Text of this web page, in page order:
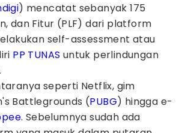
) mencatat sebanyak 175
dan Fitur (PLF) dari platform
self-assessment atau
PP TUNAS untuk perlindungan
seperti Netflix, gim
Battlegrounds (PUBG) hingga e-
. Sebelumnya sudah ada